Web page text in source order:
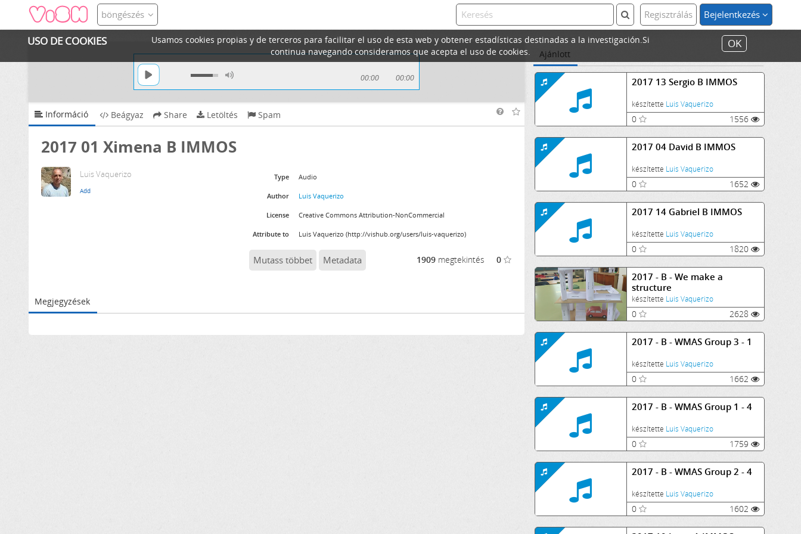
USO DE COOKIES
Usamos cookies propias y de terceros para facilitar el uso de esta web y obtener estadísticas destinadas a la investigación.Si
continua navegando consideramos que acepta el uso de cookies.
OK
böngészés Regisztrálás Bejelentkezés
Ajánlott
2017 13 Sergio B IMMOS
készítette Luis Vaquerizo
0 1556
2017 04 David B IMMOS
készítette Luis Vaquerizo
0 1652
2017 14 Gabriel B IMMOS
készítette Luis Vaquerizo
0 1820
2017 - B - We make a
structure
készítette Luis Vaquerizo
0 2628
2017 - B - WMAS Group 3 - 1
készítette Luis Vaquerizo
0 1662
2017 - B - WMAS Group 1 - 4
készítette Luis Vaquerizo
0 1759
2017 - B - WMAS Group 2 - 4
készítette Luis Vaquerizo
0 1602
00:00 00:00
Információ Beágyaz Share Letöltés Spam
2017 01 Ximena B IMMOS
Luis Vaquerizo Type Audio
Author Luis Vaquerizo
License Creative Commons Attribution-NonCommercial
Attribute to Luis Vaquerizo (http://vishub.org/users/luis-vaquerizo)
Mutass többet Metadata 1909 megtekintés 0
Megjegyzések